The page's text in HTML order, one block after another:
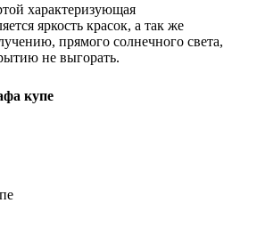
характеризующая
яркость красок, а так же
прямого солнечного света,
не выгорать.
купе